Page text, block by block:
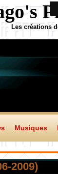
Les créations
Musiques
2009)